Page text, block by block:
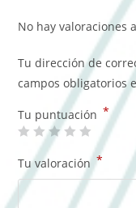
No hay valoraciones
Tu dirección de
campos obligatorios
Tu puntuación *
Tu valoración *